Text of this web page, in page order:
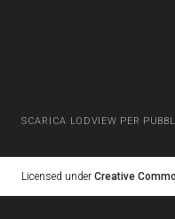
SCARICA LODVIEW PER
Licensed under Creative